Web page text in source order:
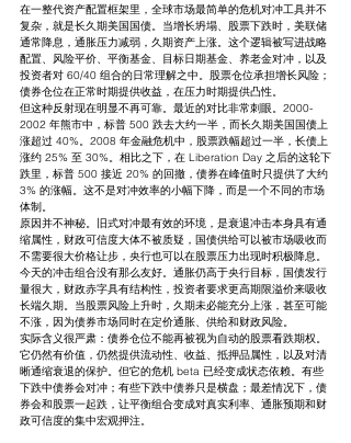
在一整代资产配置框架里，全球市场最简单的危机对冲工具并不
复杂，就是长久期美国国债。当增长坍塌、股票下跌时，美联储
通常降息，通胀压力减弱，久期资产上涨。这个逻辑被写进战略
配置、风险平价、平衡基金、目标日期基金、养老金对冲，以及
投资者对 60/40 组合的日常理解之中。股票仓位承担增长风险；
债券仓位在正常时期提供收益，在压力时期提供凸性。
但这种反射现在明显不再可靠。最近的对比非常刺眼。2000-
2002 年熊市中，标普 500 跌去大约一半，而长久期美国国债上
涨超过 40%。2008 年金融危机中，股票跌幅超过一半，长债上
涨约 25% 至 30%。相比之下，在 Liberation Day 之后的这轮下
跌里，标普 500 接近 20% 的回撤，债券在峰值时只提供了大约
3% 的涨幅。这不是对冲效率的小幅下降，而是一个不同的市场
体制。
原因并不神秘。旧式对冲最有效的环境，是衰退冲击本身具有通
缩属性，财政可信度大体不被质疑，国债供给可以被市场吸收而
不需要很大价格让步，央行也可以在股票压力出现时积极降息。
今天的冲击组合没有那么友好。通胀仍高于央行目标，国债发行
量很大，财政赤字具有结构性，投资者要求更高期限溢价来吸收
长端久期。当股票风险上升时，久期未必能充分上涨，甚至可能
不涨，因为债券市场同时在定价通胀、供给和财政风险。
实际含义很严肃：债券仓位不能再被视为自动的股票看跌期权。
它仍然有价值，仍然提供流动性、收益、抵押品属性，以及对清
晰通缩衰退的保护。但它的危机 beta 已经变成状态依赖。有些
下跌中债券会对冲；有些下跌中债券只是横盘；最差情况下，债
券会和股票一起跌，让平衡组合变成对真实利率、通胀预期和财
政可信度的集中宏观押注。